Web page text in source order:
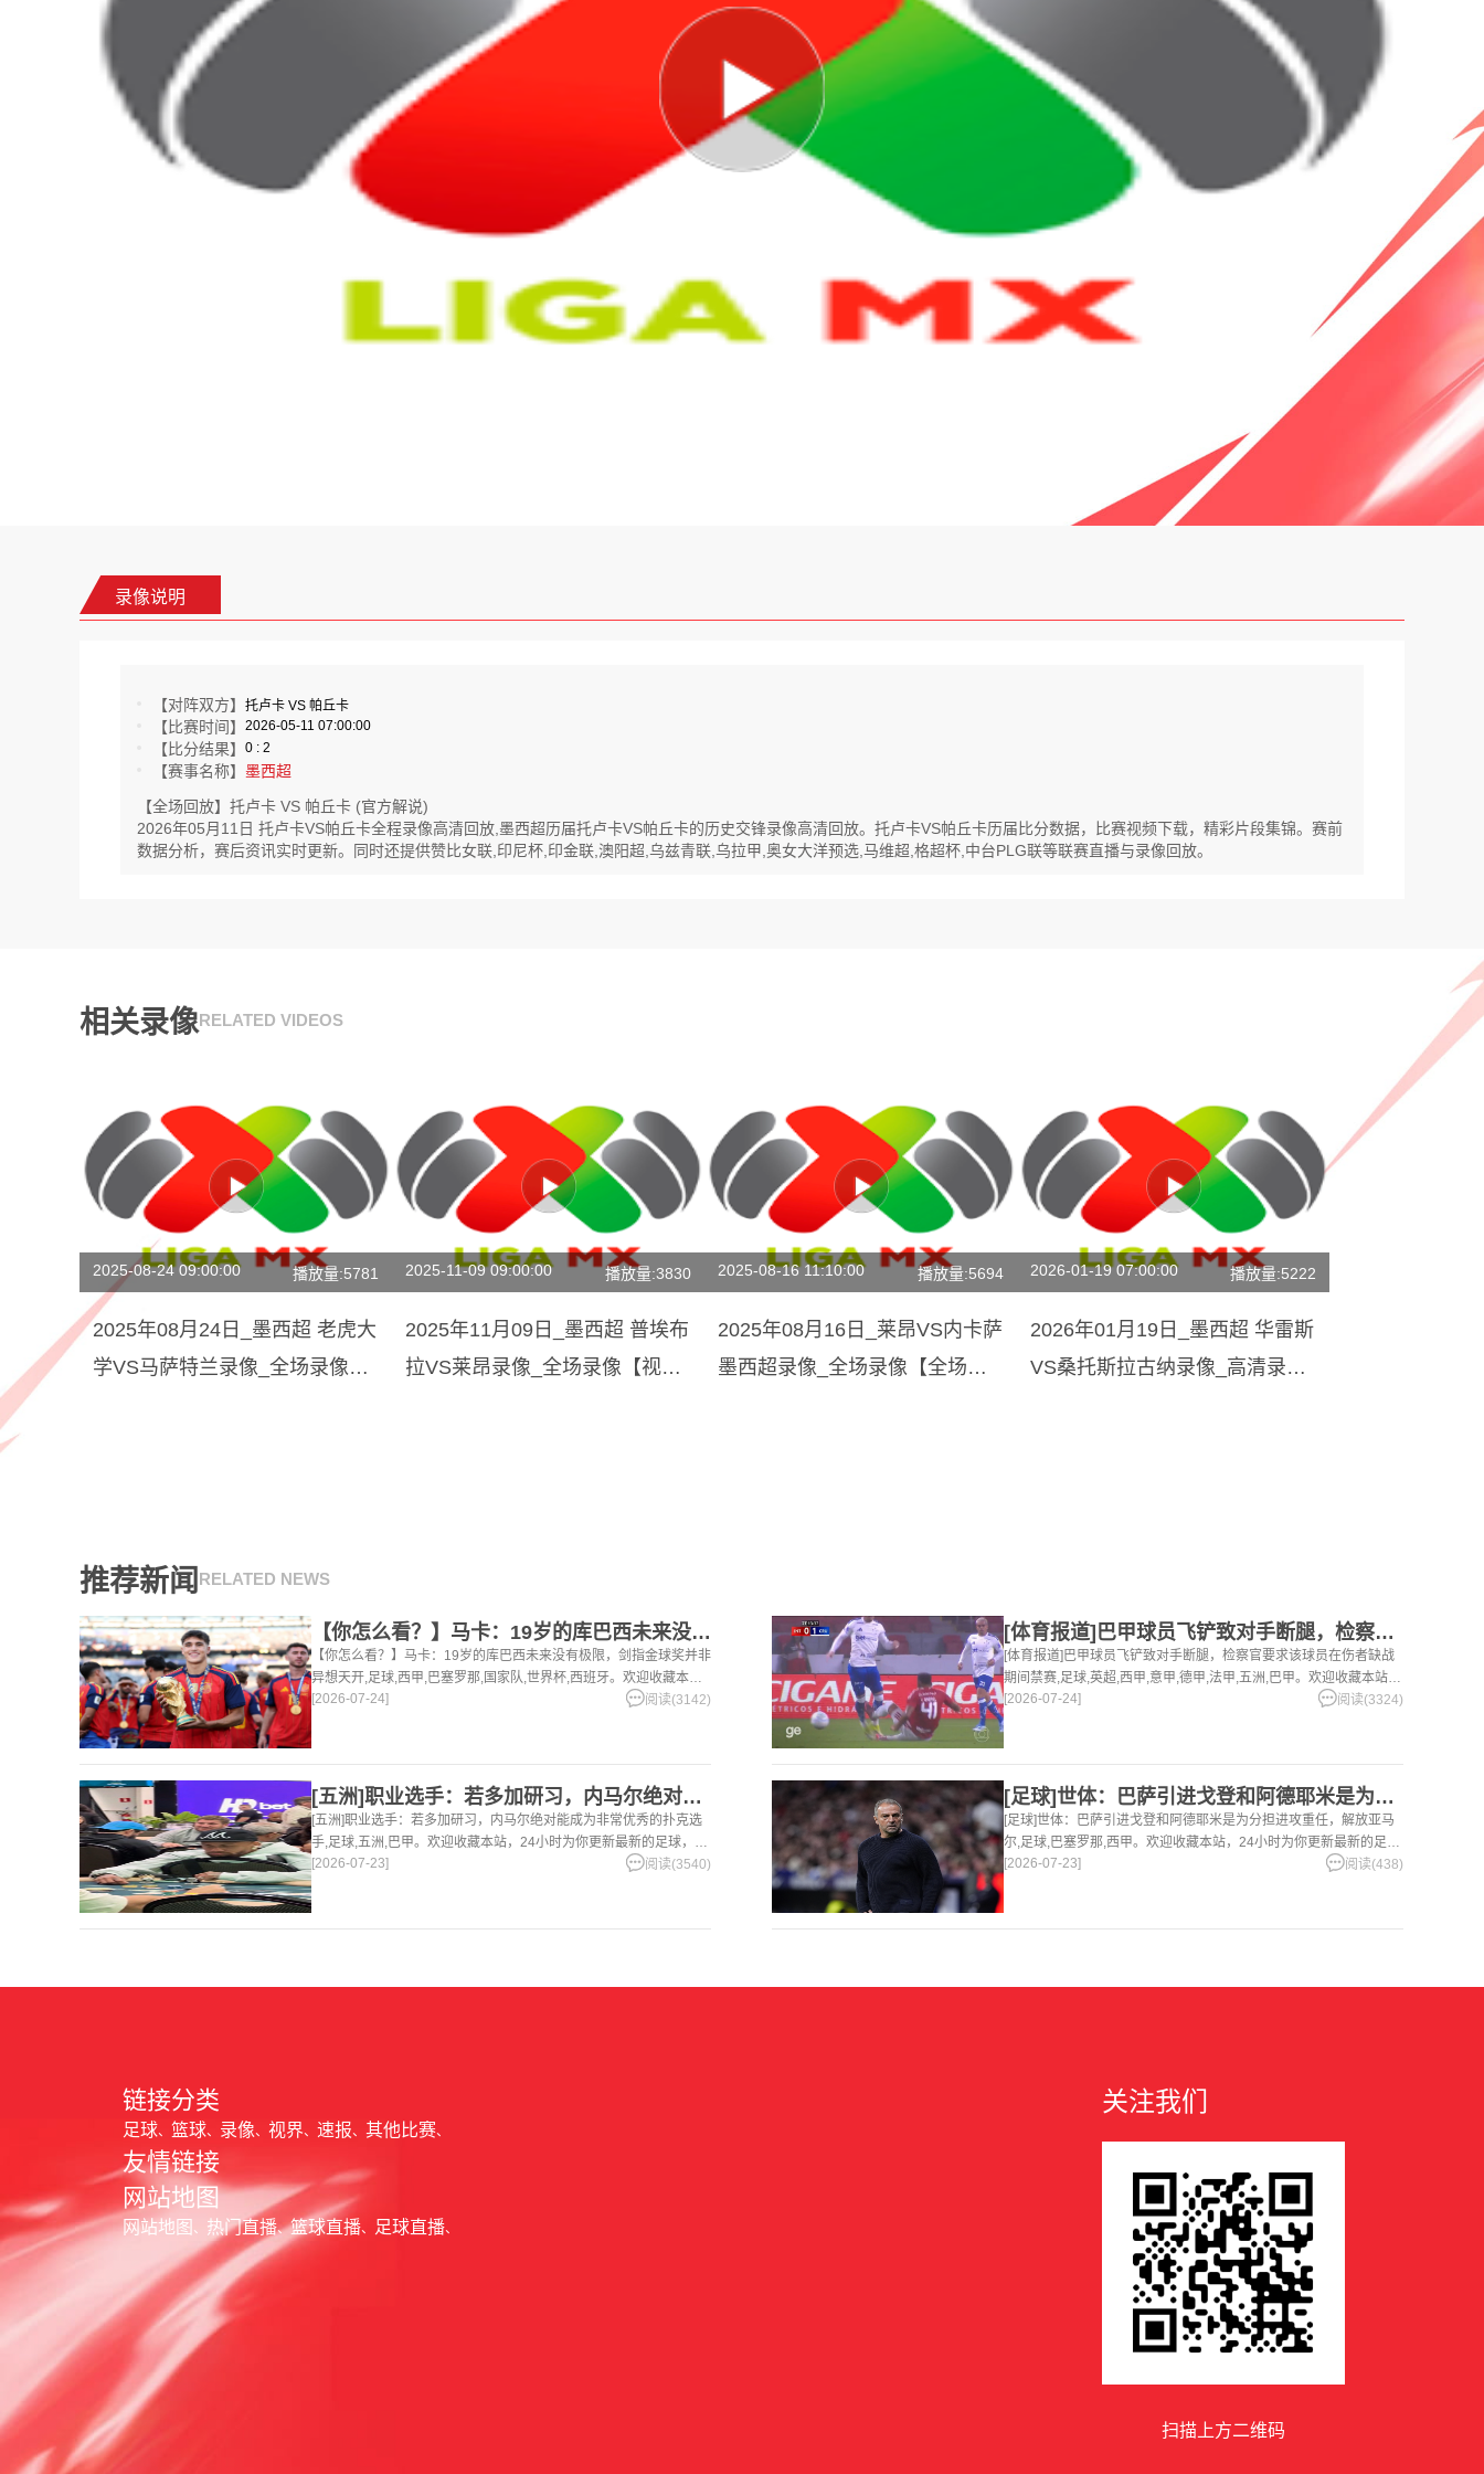
录像说明
【对阵双方】 托卢卡 VS 帕丘卡
【比赛时间】 2026-05-11 07:00:00
【比分结果】 0 : 2
【赛事名称】 墨西超
【全场回放】托卢卡 VS 帕丘卡 (官方解说)
2026年05月11日 托卢卡VS帕丘卡全程录像高清回放,墨西超历届托卢卡VS帕丘卡的历史交锋录像高清回放。托卢卡VS帕丘卡历届比分数据，比赛视频下载，精彩片段集锦。赛前
数据分析，赛后资讯实时更新。同时还提供赞比女联,印尼杯,印金联,澳阳超,乌兹青联,乌拉甲,奥女大洋预选,马维超,格超杯,中台PLG联等联赛直播与录像回放。
相关录像RELATED VIDEOS
2025-08-24 09:00:00 播放量:5781
2025年08月24日_墨西超 老虎大
学VS马萨特兰录像_全场录像
2025-11-09 09:00:00 播放量:3830
2025年11月09日_墨西超 普埃布
拉VS莱昂录像_全场录像【视频
2025-08-16 11:10:00 播放量:5694
2025年08月16日_莱昂VS内卡萨
墨西超录像_全场录像【全场回
2026-01-19 07:00:00 播放量:5222
2026年01月19日_墨西超 华雷斯
VS桑托斯拉古纳录像_高清录像
推荐新闻 RELATED NEWS
【你怎么看？】马卡：19岁的库巴西未来没有极限，剑指金球奖并
【你怎么看？】马卡：19岁的库巴西未来没有极限，剑指金球奖并非
异想天开,足球,西甲,巴塞罗那,国家队,世界杯,西班牙。欢迎收藏本
站，24小时为你更新最新的足球，篮球体育资讯。
[2026-07-24] 阅读(3142)
[体育报道]巴甲球员飞铲致对手断腿，检察官要求该球员在伤者缺
[体育报道]巴甲球员飞铲致对手断腿，检察官要求该球员在伤者缺战
期间禁赛,足球,英超,西甲,意甲,德甲,法甲,五洲,巴甲。欢迎收藏本站，
24小时为你更新最新的足球，篮球体育资讯。
[2026-07-24] 阅读(3324)
[五洲]职业选手：若多加研习，内马尔绝对能成为非常优秀的扑克
[五洲]职业选手：若多加研习，内马尔绝对能成为非常优秀的扑克选
手,足球,五洲,巴甲。欢迎收藏本站，24小时为你更新最新的足球，篮
球体育资讯。
[2026-07-23] 阅读(3540)
[足球]世体：巴萨引进戈登和阿德耶米是为分担进攻重任，解放亚
[足球]世体：巴萨引进戈登和阿德耶米是为分担进攻重任，解放亚马
尔,足球,巴塞罗那,西甲。欢迎收藏本站，24小时为你更新最新的足
球，篮球体育资讯。
[2026-07-23] 阅读(438)
链接分类
足球 篮球 录像 视界 速报 其他比赛
友情链接
网站地图
网站地图 热门直播 篮球直播 足球直播
关注我们
扫描上方二维码